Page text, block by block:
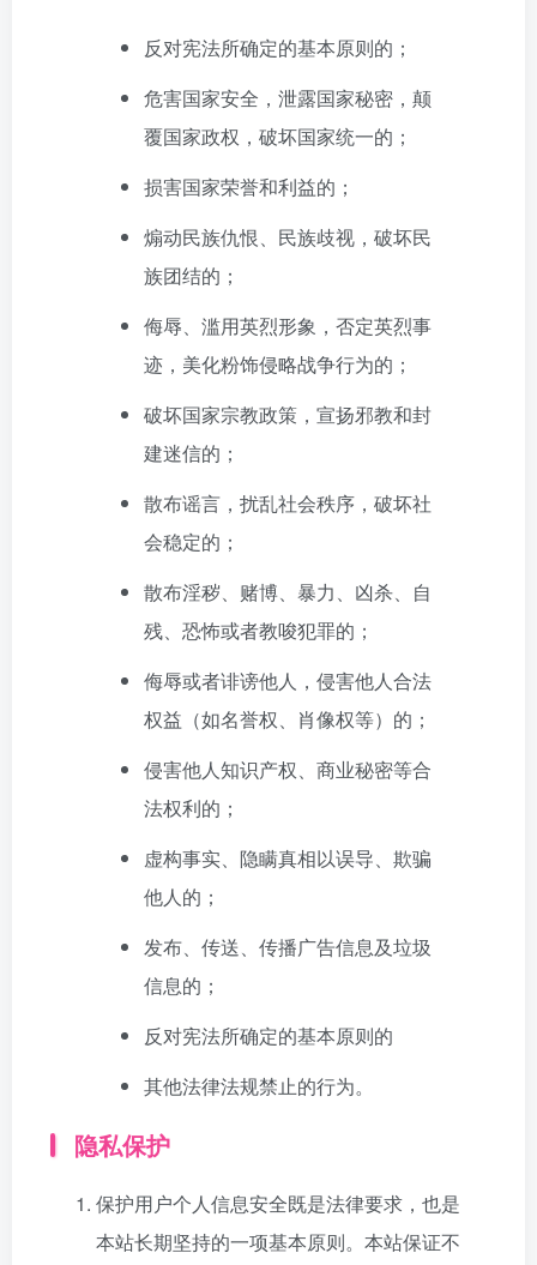
反对宪法所确定的基本原则的；
危害国家安全，泄露国家秘密，颠
覆国家政权，破坏国家统一的；
损害国家荣誉和利益的；
煽动民族仇恨、民族歧视，破坏民
族团结的；
侮辱、滥用英烈形象，否定英烈事
迹，美化粉饰侵略战争行为的；
破坏国家宗教政策，宣扬邪教和封
建迷信的；
散布谣言，扰乱社会秩序，破坏社
会稳定的；
散布淫秽、赌博、暴力、凶杀、自
残、恐怖或者教唆犯罪的；
侮辱或者诽谤他人，侵害他人合法
权益（如名誉权、肖像权等）的；
侵害他人知识产权、商业秘密等合
法权利的；
虚构事实、隐瞒真相以误导、欺骗
他人的；
发布、传送、传播广告信息及垃圾
信息的；
反对宪法所确定的基本原则的
其他法律法规禁止的行为。
隐私保护
保护用户个人信息安全既是法律要求，也是
本站长期坚持的一项基本原则。本站保证不